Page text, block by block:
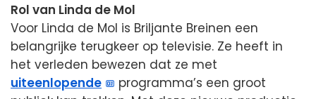
Rol van Linda de Mol
Voor Linda de Mol is Briljante Breinen een
belangrijke terugkeer op televisie. Ze heeft in
het verleden bewezen dat ze met
uiteenlopende
programma’s een groot